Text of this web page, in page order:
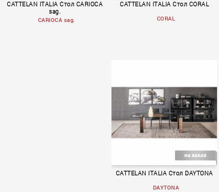
CATTELAN ITALIA Стол CARIOCA
sag.
CARIOCA sag.
BOOK 1
CATTELAN ITALIA Стол CORAL
CORAL
CATTELAN ITALIA Стол DAYTONA
DAYTONA